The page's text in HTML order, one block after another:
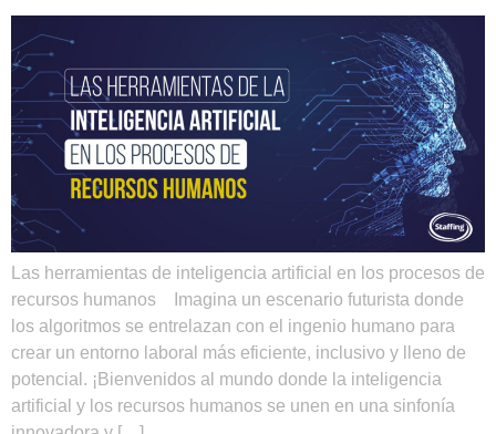
Las herramientas de inteligencia artificial en los procesos de
recursos humanos Imagina un escenario futurista donde
los algoritmos se entrelazan con el ingenio humano para
crear un entorno laboral más eficiente, inclusivo y lleno de
potencial. ¡Bienvenidos al mundo donde la inteligencia
artificial y los recursos humanos se unen en una sinfonía